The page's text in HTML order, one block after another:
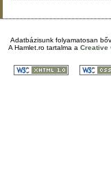
Adatbázisunk folyamatosan
A Hamlet.ro tartalma a Creative